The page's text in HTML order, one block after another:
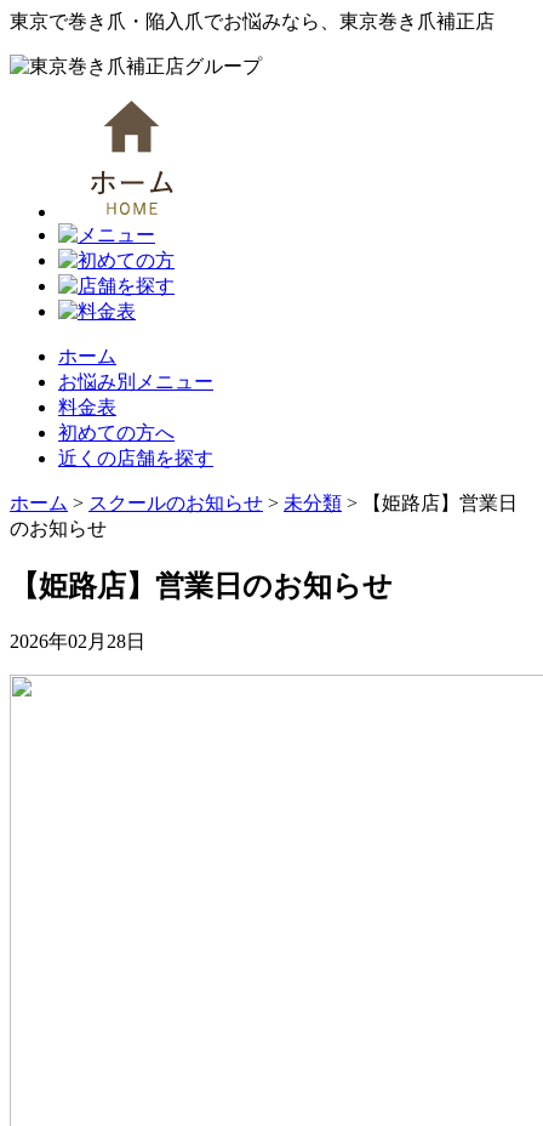
東京で巻き爪・陥入爪でお悩みなら、東京巻き爪補正店
ホーム
お悩み別メニュー
料金表
初めての方へ
近くの店舗を探す
ホーム > スクールのお知らせ > 未分類 >
【姫路店】営業日
のお知らせ
【姫路店】営業日のお知らせ
2026年02月28日